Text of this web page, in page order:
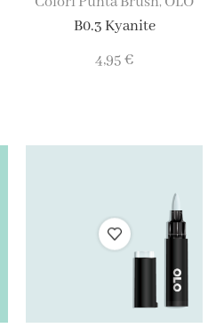
,
B0.3 Kyanite
4,95€